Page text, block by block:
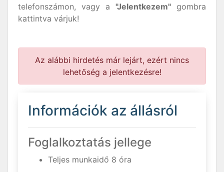
telefonszámon, vagy a "Jelentkezem" gombra
kattintva várjuk!
Az alábbi hirdetés már lejárt, ezért nincs
lehetőség a jelentkezésre!
Információk az állásról
Foglalkoztatás jellege
Teljes munkaidő 8 óra